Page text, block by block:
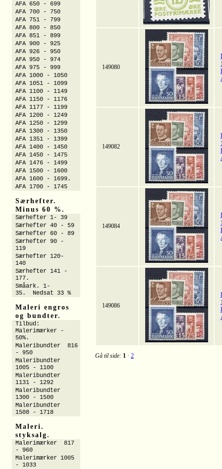
149080
149082
149084
149086
Gå til side: 1 · 2
AFA 650 - 699
AFA 700 - 750
AFA 751 - 799
AFA 800 - 850
AFA 851 - 899
AFA 900 - 925
AFA 926 - 950
AFA 950 - 974
AFA 975 - 999
AFA 1000 - 1050
AFA 1051 - 1099
AFA 1100 - 1149
AFA 1150 - 1176
AFA 1177 - 1199
AFA 1200 - 1249
AFA 1250 - 1299
AFA 1300 - 1350
AFA 1351 - 1399
AFA 1400 - 1450
AFA 1450 - 1475
AFA 1476 - 1499
AFA 1500 - 1600
AFA 1600 - 1699.
AFA 1700 - 1745
Særhefter.
Minus 60 %.
Særhefter 1- 39
Særhefter 40 - 59
Særhefter 60 - 89
Særhefter 90 -
119
Særhefter 120-
140
Særhefter 141 -
177.
Småark. 1-
35. Nedsat 33 %
Maleri engros
og bundter.
Tilbud:
Malerimærker -
50%.
Maleribundter 816
- 950
Maleribundter
1005 - 1100
Maleribundter
1131 - 1292
Maleribundter
1300 - 1500
Maleribundter
1508 - 1718
Maleri.
styksalg.
Malerimærker 817
- 960
Malerimærker 1005
- 1033